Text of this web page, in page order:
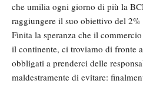
che umilia ogni giorno di più la
raggiungere il suo obiettivo del
Finita la speranza che il
il continente, ci troviamo di fronte
obbligati a prenderci delle
maldestramente di evitare: